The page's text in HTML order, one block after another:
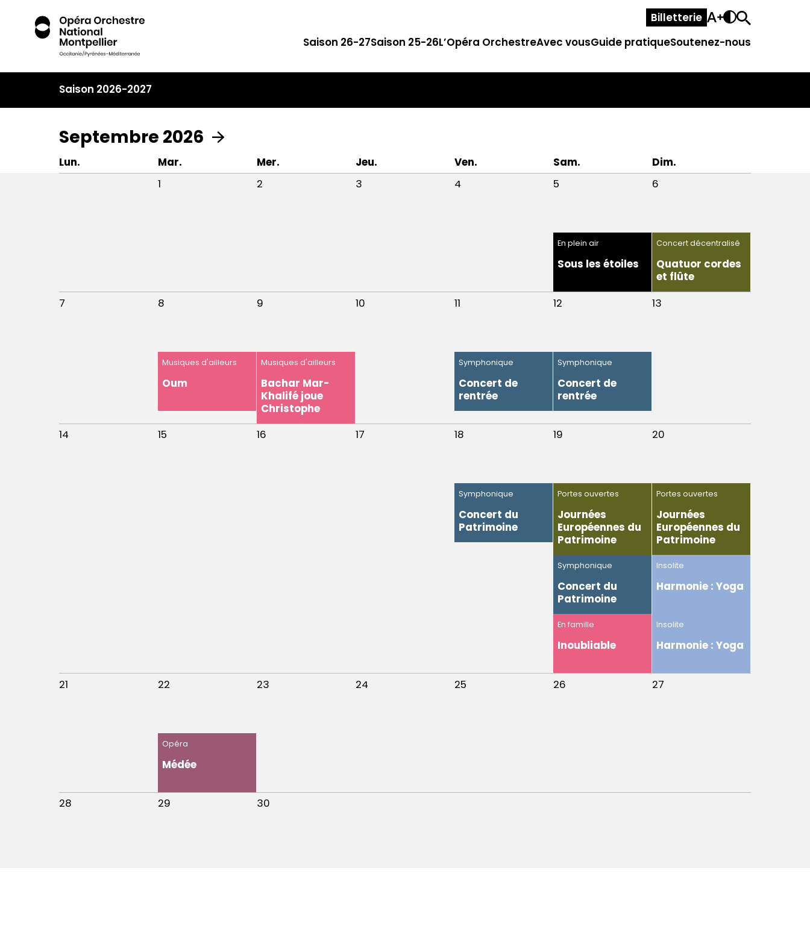
Billetterie
Saison 26-27Saison 25-26L’Opéra OrchestreAvec vousGuide pratiqueSoutenez-nous
Saison 2026-2027
Septembre 2026
Lun. Mar. Mer. Jeu. Ven. Sam.
Dim.
1
2 3 4 5
En plein air
Sous les étoiles
6
Concert décentralisé
Quatuor cordes
et flûte
7
8
Musiques d'ailleurs
Oum
9
Musiques d'ailleurs
Bachar Mar-
Khalifé joue
Christophe
10 11
Symphonique
Concert de
rentrée
12
Symphonique
Concert de
rentrée
13
14 15 16 17 18
Symphonique
Concert du
Patrimoine
19
Portes ouvertes
Journées
Européennes du
Patrimoine
Symphonique
Concert du
Patrimoine
En famille
Inoubliable
20
Portes ouvertes
Journées
Européennes du
Patrimoine
Insolite
Harmonie : Yoga
Insolite
Harmonie : Yoga
21 22
Opéra
Médée
23 24 25 26 27
28 29 30